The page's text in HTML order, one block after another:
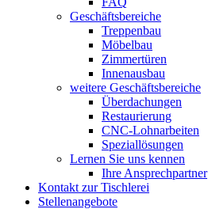
Geschäftsbereiche
Treppenbau
Möbelbau
Zimmertüren
Innenausbau
weitere Geschäftsbereiche
Überdachungen
Restaurierung
CNC-Lohnarbeiten
Speziallösungen
Lernen Sie uns kennen
Ihre Ansprechpartner
Kontakt zur Tischlerei
Stellenangebote